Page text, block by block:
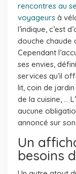
rencontres au
voyageurs à
l’indique, c’est
douche chaude
Cependant
ses envies,
services qu’il
lit, coin de
de la cuisine, …
aucune
annoncé sur
Un
besoins